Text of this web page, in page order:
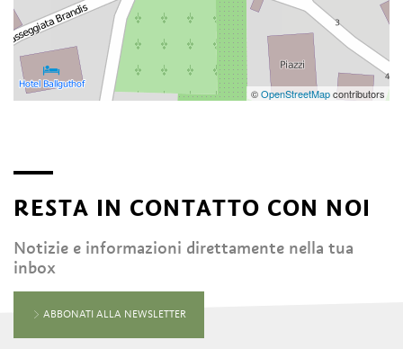
©OpenStreetMapcontributors
RESTA IN CONTATTO CON NOI
Notizie e informazioni direttamente nella tua
inbox
ABBONATI ALLA NEWSLETTER